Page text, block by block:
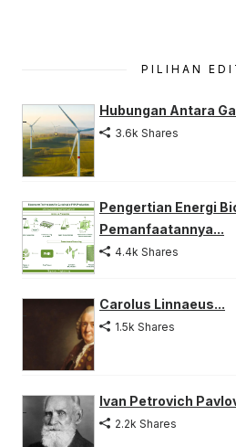
PILIHAN
Hubungan Antara
3.6k Shares
Pengertian Energi
Pemanfaatannya...
4.4k Shares
Carolus Linnaeus...
1.5k Shares
Ivan Petrovich
2.2k Shares